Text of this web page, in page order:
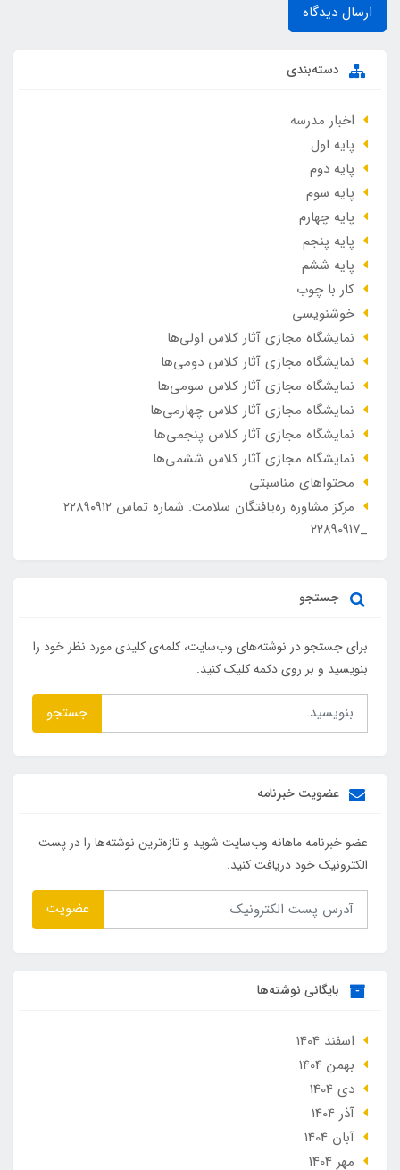
ارسال دیدگاه
دسته‌بندی
اخبار مدرسه
پایه اول
پایه دوم
پایه سوم
پایه چهارم
پایه پنجم
پایه ششم
کار با چوب
خوشنویسی
نمایشگاه مجازی آثار کلاس اولی‌ها
نمایشگاه مجازی آثار کلاس دومی‌ها
نمایشگاه مجازی آثار کلاس سومی‌ها
نمایشگاه مجازی آثار کلاس چهارمی‌ها
نمایشگاه مجازی آثار کلاس پنجمی‌ها
نمایشگاه مجازی آثار کلاس ششمی‌ها
محتواهای مناسبتی
مرکز مشاوره ره‌یافتگان سلامت. شماره تماس ۲۲۸۹۰۹۱۲
_۲۲۸۹۰۹۱۷
جستجو
برای جستجو در نوشته‌های وب‌سایت، کلمه‌ی کلیدی مورد نظر خود را
بنویسید و بر روی دکمه کلیک کنید.
جستجو
عضویت خبرنامه
عضو خبرنامه ماهانه وب‌سایت شوید و تازه‌ترین نوشته‌ها را در پست
الکترونیک خود دریافت کنید.
عضویت
بایگانی نوشته‌ها
اسفند 1404
بهمن 1404
دی 1404
آذر 1404
آبان 1404
مهر 1404